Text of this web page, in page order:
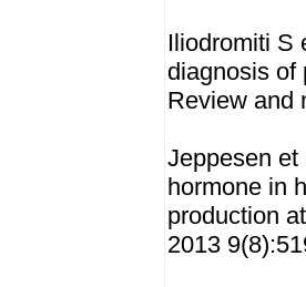
Iliodromiti S
diagnosis of
Review and
Jeppesen
hormone in
production
2013